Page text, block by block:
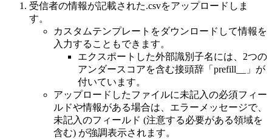
受信者の情報が記載された.csvをアップロードしま
す。
カスタムテンプレートをダウンロードして情報を
入力することもできます。
エクスポートした外部識別子名には、2つの
アンダースコアを含む接頭辞「prefill__」が
付いています。
アップロードしたファイルに未記入の必須フィー
ルドや情報がある場合は、エラーメッセージで、
未記入のフィールド (注意する必要がある領域を
含む) が強調表示されます。